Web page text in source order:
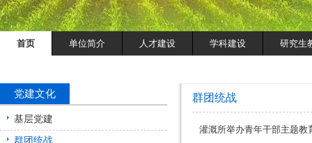
首页 单位简介 人才建设 学科建设 研究生
党建文化
基层党建
群团统战
群团统战
灌溉所举办青年干部主题教